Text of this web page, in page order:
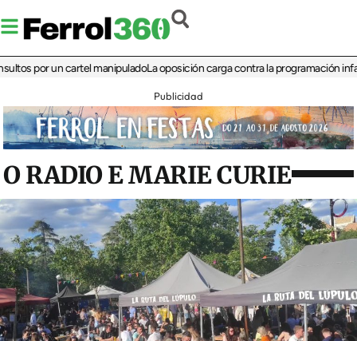
un cartel manipuladoLa oposición carga contra la programación infantil de
Publicidad
O RADIO E MARIE CURIE